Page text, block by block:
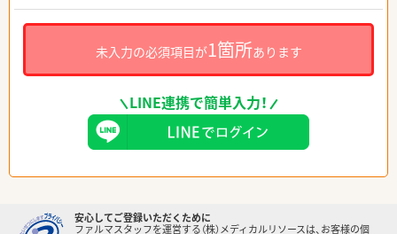
未入力の必須項目が1箇所あります
LINE連携で簡単入力！
安心してご登録いただくために
ファルマスタッフを運営する（株）メディカルリソースは、お客様の個